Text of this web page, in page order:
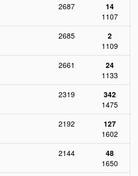
2687
14
1107
2685
2
1109
2661
24
1133
2319
342
1475
2192
127
1602
2144
48
1650